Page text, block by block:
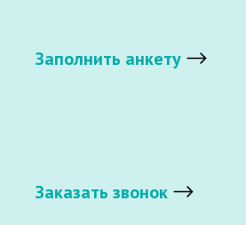
Заполнить анкету
Заказать звонок